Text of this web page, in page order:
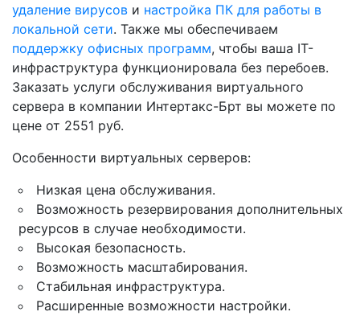
удаление вирусов и настройка ПК для работы в
локальной сети. Также мы обеспечиваем
поддержку офисных программ, чтобы ваша IT-
инфраструктура функционировала без перебоев.
Заказать услуги обслуживания виртуального
сервера в компании Интертакс-Брт вы можете по
цене от 2551 руб.
Особенности виртуальных серверов:
Низкая цена обслуживания.
Возможность резервирования дополнительных
ресурсов в случае необходимости.
Высокая безопасность.
Возможность масштабирования.
Стабильная инфраструктура.
Расширенные возможности настройки.